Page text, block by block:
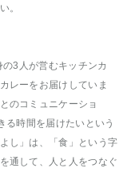
。
3人が営むキッチンカ
レーをお届けしていま
のコミュニケーショ
る時間を届けたいという
し」は、「食」という字
通して、人と人をつなぐ